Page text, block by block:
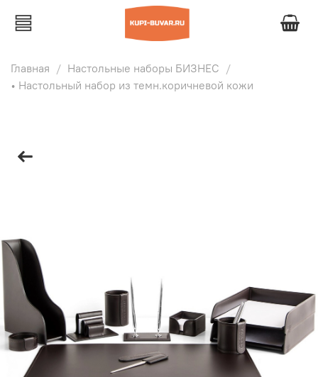
Главная
Настольные наборы БИЗНЕС
• Настольный набор из темн.коричневой кожи